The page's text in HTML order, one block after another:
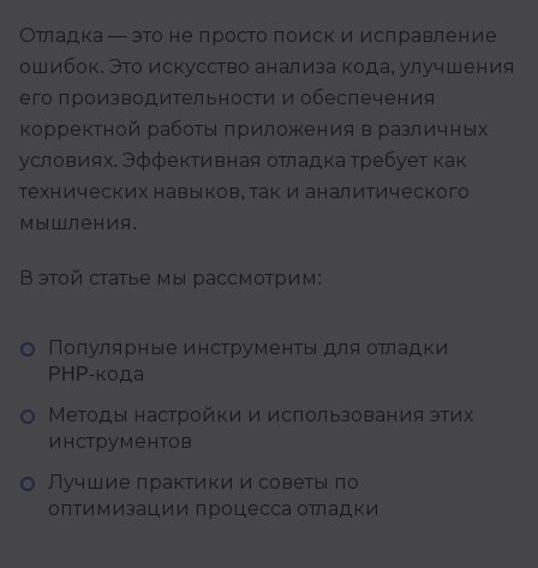
Отладка — это не просто поиск и исправление
ошибок. Это искусство анализа кода, улучшения
его производительности и обеспечения
корректной работы приложения в различных
условиях. Эффективная отладка требует как
технических навыков, так и аналитического
мышления.
В этой статье мы рассмотрим:
Популярные инструменты для отладки
PHP-кода
Методы настройки и использования этих
инструментов
Лучшие практики и советы по
оптимизации процесса отладки